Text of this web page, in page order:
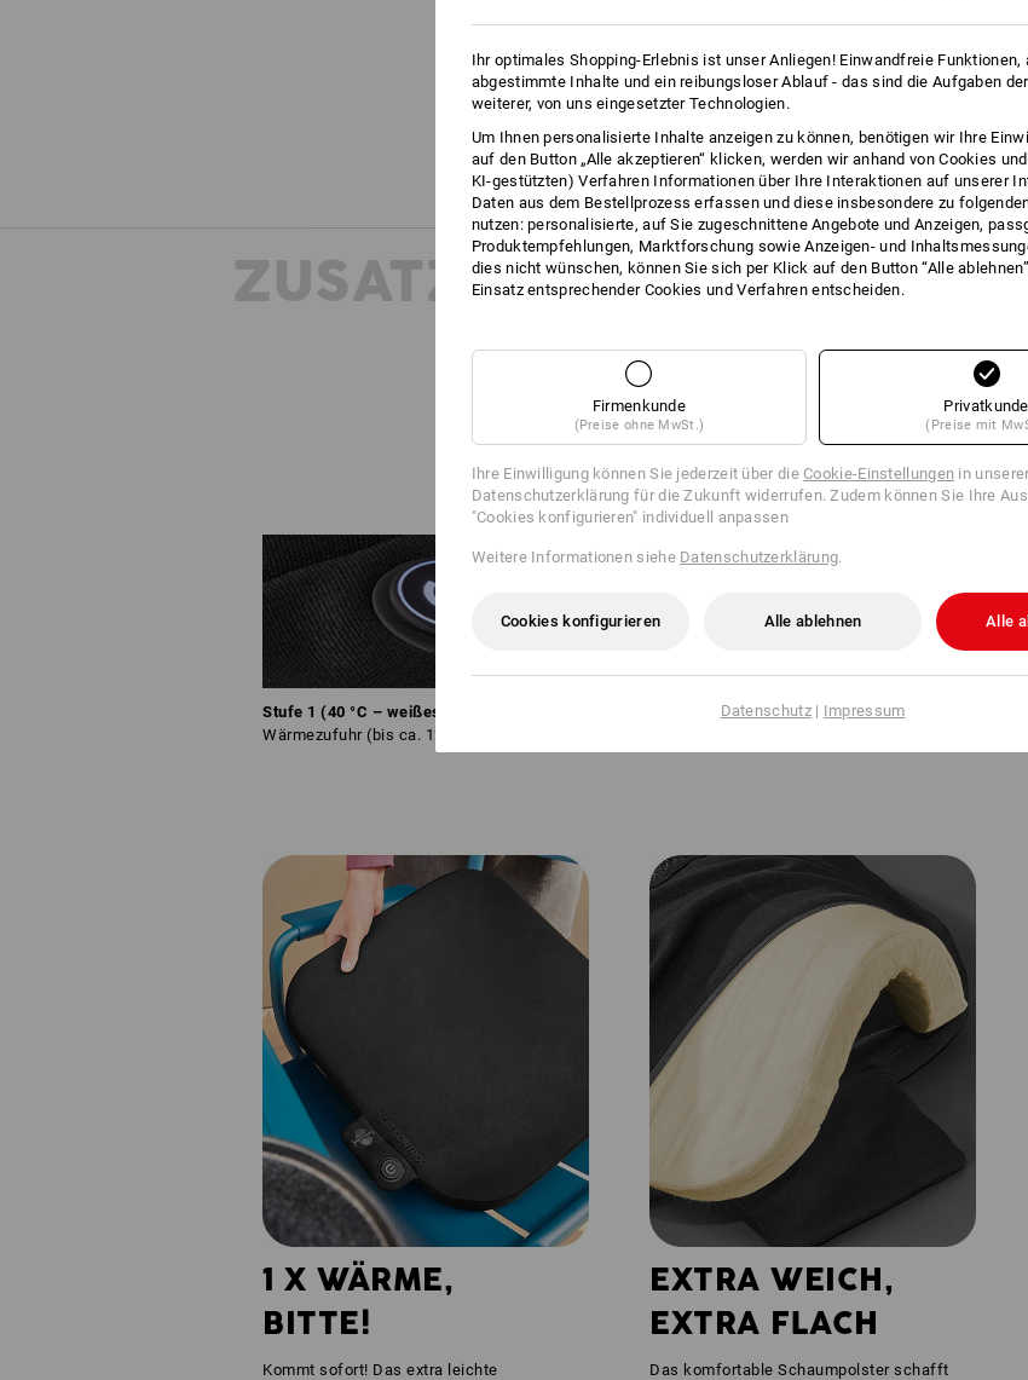
Maschinenwäsche 40
Pflegeleicht
Nicht trockenreinigen
!!! Saisonartikel !!! Lieferung
mehr
ZUSATZINFOS
WÄRME IN 3 STUFEN
Einfach über den Taster
Stufe 1 (40 °C – weißes Licht):
Wärmezufuhr (bis ca. 12 Std. Dauerbetrieb).
Stufe 2 (45 °C – oranges Licht):Mittlere
1 X WÄRME,
BITTE!
Kommt sofort! Das extra leichte
EXTRA WEICH,
EXTRA FLACH
Das komfortable Schaumpolster schafft
Ihr optimales Shopping-Erlebnis ist unser Anliegen! Einwandfreie Funktionen,
abgestimmte Inhalte und ein reibungsloser Ablauf - das sind die Aufgaben
weiterer, von uns eingesetzter Technologien.
Um Ihnen personalisierte Inhalte anzeigen zu können, benötigen wir Ihre
auf den Button „Alle akzeptieren“ klicken, werden wir anhand von Cookies
KI-gestützten) Verfahren Informationen über Ihre Interaktionen auf unserer
Daten aus dem Bestellprozess erfassen und diese insbesondere zu
nutzen: personalisierte, auf Sie zugeschnittene Angebote und Anzeigen,
Produktempfehlungen, Marktforschung sowie Anzeigen- und
dies nicht wünschen, können Sie sich per Klick auf den Button “Alle
Einsatz entsprechender Cookies und Verfahren entscheiden.
Firmenkunde
(Preise ohne MwSt.)
Privatkunde
(Preise mit
Ihre Einwilligung können Sie jederzeit über dieCookie-Einstellungen in unserer
Datenschutzerklärung für die Zukunft widerrufen. Zudem können Sie Ihre
"Cookies konfigurieren" individuell anpassen
Weitere Informationen siehe Datenschutzerklärung.
Cookies konfigurieren Alle ablehnen Alle
Datenschutz| Impressum